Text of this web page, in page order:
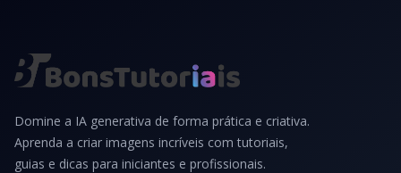
Domine a IA generativa de forma prática e criativa.
Aprenda a criar imagens incríveis com tutoriais,
guias e dicas para iniciantes e profissionais.